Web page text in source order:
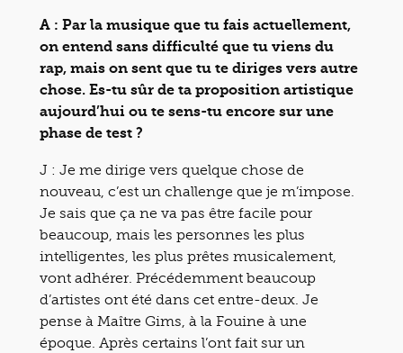
A : Par la musique que tu fais actuellement,
on entend sans difficulté que tu viens du
rap, mais on sent que tu te diriges vers autre
chose. Es-tu sûr de ta proposition artistique
aujourd’hui ou te sens-tu encore sur une
phase de test ?
J : Je me dirige vers quelque chose de
nouveau, c’est un challenge que je m’impose.
Je sais que ça ne va pas être facile pour
beaucoup, mais les personnes les plus
intelligentes, les plus prêtes musicalement,
vont adhérer. Précédemment beaucoup
d’artistes ont été dans cet entre-deux. Je
pense à Maître Gims, à la Fouine à une
époque. Après certains l’ont fait sur un